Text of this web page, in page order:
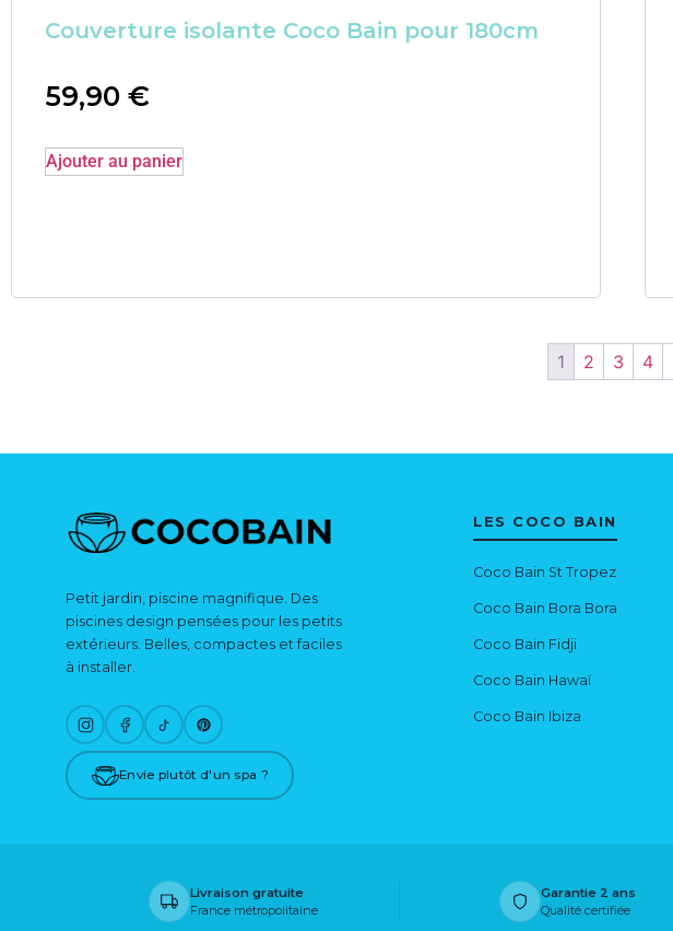
Couverture isolante Coco Bain pour 180cm
59,90 €
Ajouter au panier
1 2 3 4
Petit jardin, piscine magnifique. Des
piscines design pensées pour les petits
extérieurs. Belles, compactes et faciles
à installer.
Envie plutôt d'un spa ?
LES COCO BAIN
Coco Bain St Tropez
Coco Bain Bora Bora
Coco Bain Fidji
Coco Bain Hawaï
Coco Bain Ibiza
Livraison gratuite
France métropolitaine
Garantie 2 ans
Qualité certifiée